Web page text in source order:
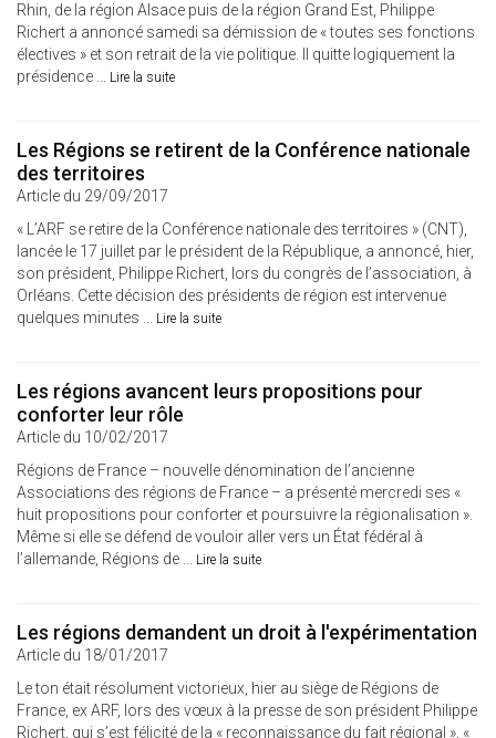
Rhin, de la région Alsace puis de la région Grand Est, Philippe
Richert a annoncé samedi sa démission de « toutes ses fonctions
électives » et son retrait de la vie politique. Il quitte logiquement la
présidence ... Lire la suite
Les Régions se retirent de la Conférence nationale
des territoires
Article du 29/09/2017
« L’ARF se retire de la Conférence nationale des territoires » (CNT),
lancée le 17 juillet par le président de la République, a annoncé, hier,
son président, Philippe Richert, lors du congrès de l’association, à
Orléans. Cette décision des présidents de région est intervenue
quelques minutes ... Lire la suite
Les régions avancent leurs propositions pour
conforter leur rôle
Article du 10/02/2017
Régions de France – nouvelle dénomination de l’ancienne
Associations des régions de France – a présenté mercredi ses «
huit propositions pour conforter et poursuivre la régionalisation ».
Même si elle se défend de vouloir aller vers un État fédéral à
l’allemande, Régions de ... Lire la suite
Les régions demandent un droit à l'expérimentation
Article du 18/01/2017
Le ton était résolument victorieux, hier au siège de Régions de
France, ex ARF, lors des vœux à la presse de son président Philippe
Richert, qui s’est félicité de la « reconnaissance du fait régional », «